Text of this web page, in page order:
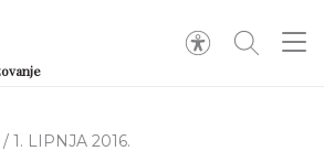
/ 1. LIPNJA 2016.